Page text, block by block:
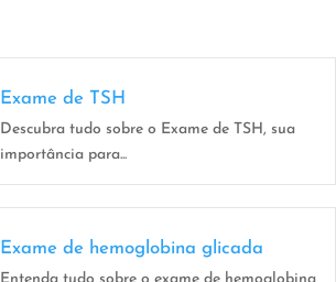
Exame de TSH
Descubra tudo sobre o Exame de TSH, sua
importância para...
Exame de hemoglobina glicada